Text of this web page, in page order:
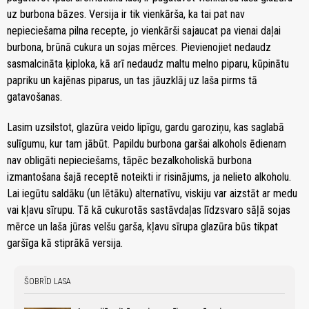
uz burbona bāzes. Versija ir tik vienkārša, ka tai pat nav
nepieciešama pilna recepte, jo vienkārši sajaucat pa vienai daļai
burbona, brūnā cukura un sojas mērces. Pievienojiet nedaudz
sasmalcināta ķiploka, kā arī nedaudz maltu melno piparu, kūpinātu
papriku un kajēnas piparus, un tas jāuzklāj uz laša pirms tā
gatavošanas.
Lasim uzsilstot, glazūra veido lipīgu, gardu garoziņu, kas saglabā
sulīgumu, kur tam jābūt. Papildu burbona garšai alkohols ēdienam
nav obligāti nepieciešams, tāpēc bezalkoholiskā burbona
izmantošana šajā receptē noteikti ir risinājums, ja nelieto alkoholu.
Lai iegūtu saldāku (un lētāku) alternatīvu, viskiju var aizstāt ar medu
vai kļavu sīrupu. Tā kā cukurotās sastāvdaļas līdzsvaro sāļā sojas
mērce un laša jūras velšu garša, kļavu sīrupa glazūra būs tikpat
garšīga kā stiprākā versija.
ŠOBRĪD LASA